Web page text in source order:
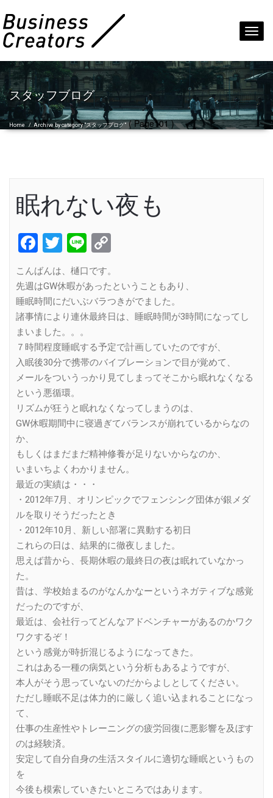
スタッフブログ
Home /Archive by category "スタッフブログ"( Page101 )
眠れない夜も
Facebook
Twitter
Line
こんばんは、樋口です。
先週はGW休暇があったということもあり、
睡眠時間にだいぶバラつきがでました。
諸事情により連休最終日は、睡眠時間が3時間になってし
まいました。。。
７時間程度睡眠する予定で計画していたのですが、
入眠後30分で携帯のバイブレーションで目が覚めて、
メールをついうっかり見てしまってそこから眠れなくなる
という悪循環。
リズムが狂うと眠れなくなってしまうのは、
GW休暇期間中に寝過ぎてバランスが崩れているからなの
か、
もしくはまだまだ精神修養が足りないからなのか、
いまいちよくわかりません。
最近の実績は・・・
・2012年7月、オリンピックでフェンシング団体が銀メダ
ルを取りそうだったとき
・2012年10月、新しい部署に異動する初日
これらの日は、結果的に徹夜しました。
思えば昔から、長期休暇の最終日の夜は眠れていなかっ
た。
昔は、学校始まるのがなんかなーというネガティブな感覚
だったのですが、
最近は、会社行ってどんなアドベンチャーがあるのかワク
ワクするぞ！
という感覚が時折混じるようになってきた。
これはある一種の病気という分析もあるようですが、
本人がそう思っていないのだからよしとしてください。
ただし睡眠不足は体力的に厳しく追い込まれることになっ
て、
仕事の生産性やトレーニングの疲労回復に悪影響を及ぼす
のは経験済。
安定して自分自身の生活スタイルに適切な睡眠というもの
を
今後も模索していきたいところではあります。